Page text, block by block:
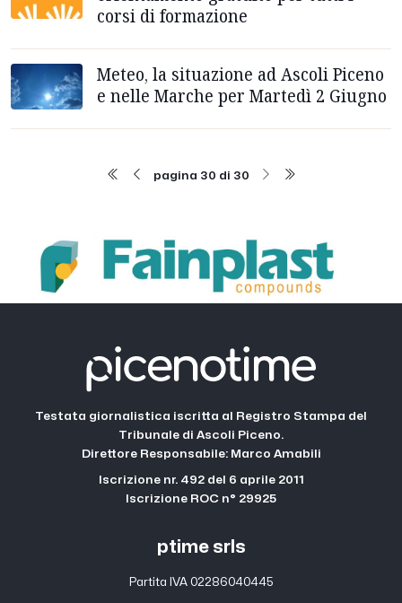
corsi di formazione
Meteo, la situazione ad Ascoli Piceno
e nelle Marche per Martedì 2 Giugno
pagina 30 di 30
Testata giornalistica iscritta al Registro Stampa del
Tribunale di Ascoli Piceno.
Direttore Responsabile: Marco Amabili
Iscrizione nr. 492 del 6 aprile 2011
Iscrizione ROC n° 29925
ptime srls
Partita IVA 02286040445